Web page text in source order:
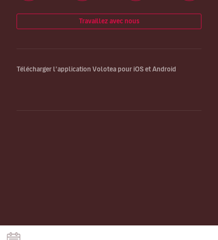
Travaillez avec nous
Télécharger l’application Volotea pour iOS et Android